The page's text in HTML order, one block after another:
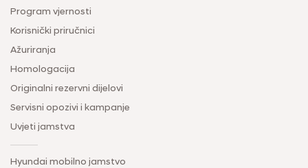
Program vjernosti
Korisnički priručnici
Ažuriranja
Homologacija
Originalni rezervni dijelovi
Servisni opozivi i kampanje
Uvjeti jamstva
Hyundai mobilno jamstvo